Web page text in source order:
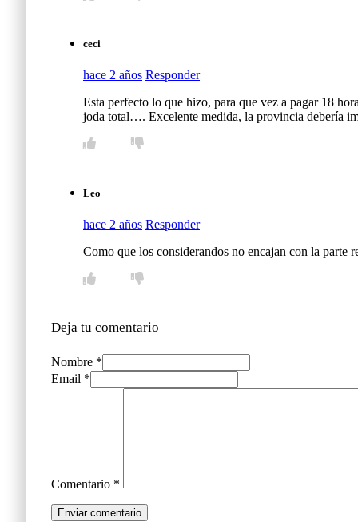
ceci
hace 2 años Responder
Esta perfecto lo que hizo, para que vez a pagar 18
joda total…. Excelente medida, la provincia debería
Leo
hace 2 años Responder
Como que los considerandos no encajan con la parte
Deja tu comentario
Nombre *
Email *
Comentario *